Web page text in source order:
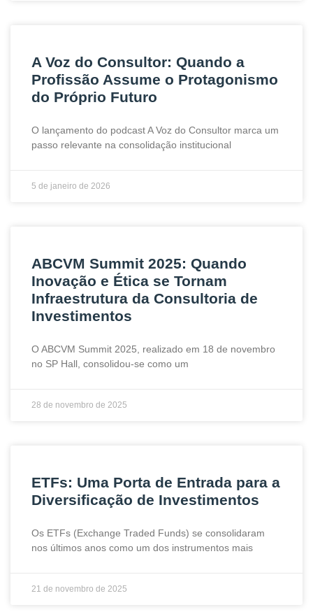
A Voz do Consultor: Quando a
Profissão Assume o Protagonismo
do Próprio Futuro
O lançamento do podcast A Voz do Consultor marca um
passo relevante na consolidação institucional
5 de janeiro de 2026
ABCVM Summit 2025: Quando
Inovação e Ética se Tornam
Infraestrutura da Consultoria de
Investimentos
O ABCVM Summit 2025, realizado em 18 de novembro
no SP Hall, consolidou-se como um
28 de novembro de 2025
ETFs: Uma Porta de Entrada para a
Diversificação de Investimentos
Os ETFs (Exchange Traded Funds) se consolidaram
nos últimos anos como um dos instrumentos mais
21 de novembro de 2025